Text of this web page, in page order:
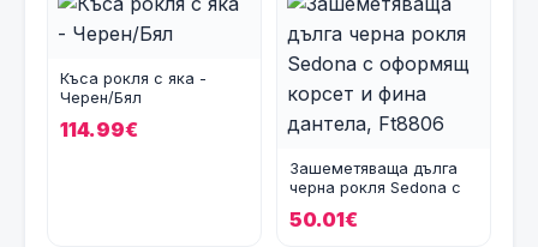
Къса рокля с яка -
Черен/Бял
114.99€
Зашеметяваща дълга
черна рокля Sedona с
50.01€